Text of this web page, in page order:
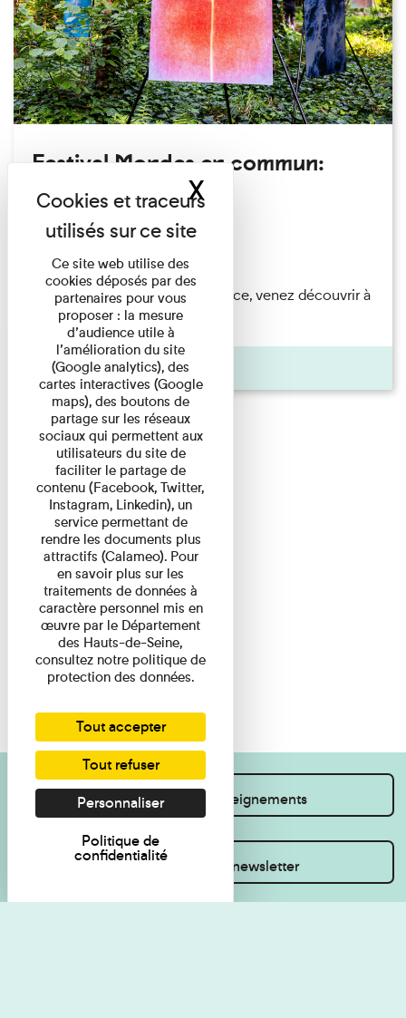
Festival Mondes en commun:
visite guidée
Festival
Du 23/08/2026 au 23/08/2026
Accompagnés par une médiatrice, venez découvrir à
travers une visite du ...
Agenda
Je souhaite des renseignements
Inscrivez-vous à la newsletter
Ce site web utilise des
cookies déposés par des
partenaires pour vous
proposer : la mesure
d’audience utile à
l’amélioration du site
(Google analytics), des
cartes interactives (Google
maps), des boutons de
partage sur les réseaux
sociaux qui permettent aux
utilisateurs du site de
faciliter le partage de
contenu (Facebook, Twitter,
Instagram, Linkedin), un
service permettant de
rendre les documents plus
attractifs (Calameo). Pour
en savoir plus sur les
traitements de données à
caractère personnel mis en
œuvre par le Département
des Hauts-de-Seine,
consultez notre politique de
protection des données.
Tout accepter
Tout refuser
Personnaliser
Politique de
confidentialité
XMasquer le